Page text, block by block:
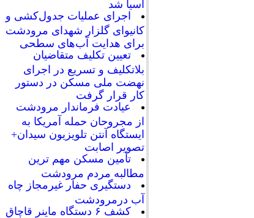
آسیا شد
اجرای عملیات جدول‌کشی و
کانیوای گلزار شهدای مرودشت
برای هدایت آب‌های سطحی
تعیین تکلیف متقاضیان
بلاتکلیف و تسریع در اجرای
نهضت ملی مسکن در دستور
کار قرار گرفت
عیادت فرماندار مرودشت
از مجروحان حمله آمریکا به
ایستگاه آنتن تلویزیون سیدان+
تصویر اصابت
تأمین مسکن مهم ترین
مطالبه مردم مرودشت
دستگیری حفار غیرمجاز چاه
آب درمرودشت
کشف ۶ دستگاه ماینر قاچاق